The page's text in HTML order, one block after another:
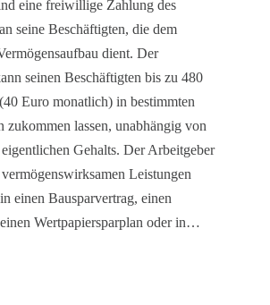
eine freiwillige Zahlung des
seine Beschäftigten, die dem
dient. Der
seinen Beschäftigten bis zu 480
Euro monatlich) in bestimmten
zukommen lassen, unabhängig von
Gehalts. Der Arbeitgeber
Leistungen
einen Bausparvertrag, einen
Wertpapiersparplan oder in…